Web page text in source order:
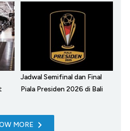
Jadwal Semifinal dan Final
Piala Presiden 2026 di Bali
MORE